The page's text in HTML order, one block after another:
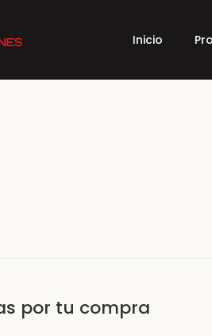
Inicio
por tu compra